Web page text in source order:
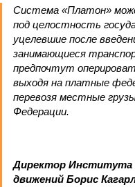
Система «Платон»
под целостность
уцелевшие после
занимающиеся
предпочтут
выходя на платные
перевозя местные
Федерации.
Директор Института
движений Борис